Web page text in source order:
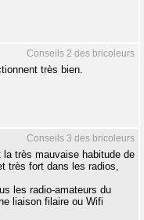
Conseils 2 des bricoleurs
très bien.
Conseils 3 des bricoleurs
très mauvaise habitude de
très fort dans les radios,
les radio-amateurs du
liaison filaire ou Wifi